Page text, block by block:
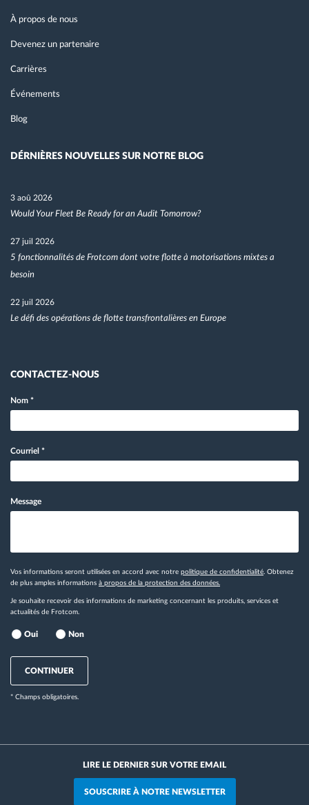
À propos de nous
Devenez un partenaire
Carrières
Événements
Blog
DÉRNIÈRES NOUVELLES SUR NOTRE BLOG
3 aoû 2026
Would Your Fleet Be Ready for an Audit Tomorrow?
27 juil 2026
5 fonctionnalités de Frotcom dont votre flotte à motorisations mixtes a
besoin
22 juil 2026
Le défi des opérations de flotte transfrontalières en Europe
CONTACTEZ-NOUS
Nom *
Courriel *
Message
Vos informations seront utilisées en accord avec notre politique de confidentialité . Obtenez
de plus amples informations à propos de la protection des données.
Je souhaite recevoir des informations de marketing concernant les produits, services et
actualités de Frotcom.
Oui Non
CONTINUER
* Champs obligatoires.
LIRE LE DERNIER SUR VOTRE EMAIL
SOUSCRIRE À NOTRE NEWSLETTER